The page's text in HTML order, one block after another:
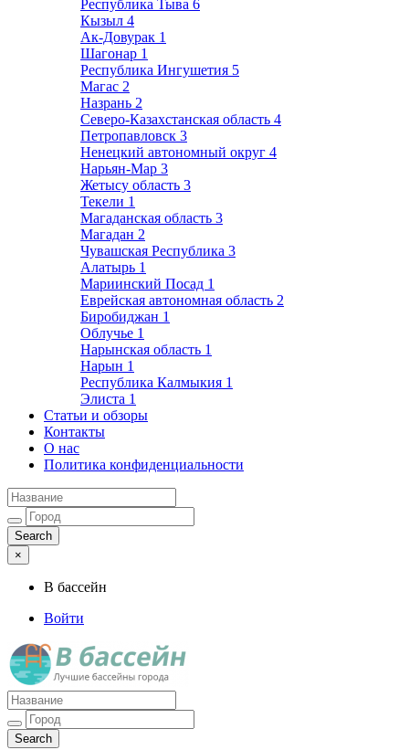
Республика Тыва 6
Кызыл 4
Ак-Довурак 1
Шагонар 1
Республика Ингушетия 5
Магас 2
Назрань 2
Северо-Казахстанская область 4
Петропавловск 3
Ненецкий автономный округ 4
Нарьян-Мар 3
Жетысу область 3
Текели 1
Магаданская область 3
Магадан 2
Чувашская Республика 3
Алатырь 1
Мариинский Посад 1
Еврейская автономная область 2
Биробиджан 1
Облучье 1
Нарынская область 1
Нарын 1
Республика Калмыкия 1
Элиста 1
Статьи и обзоры
Контакты
О нас
Политика конфиденциальности
×
В бассейн
Войти
Лучшие бассейны города